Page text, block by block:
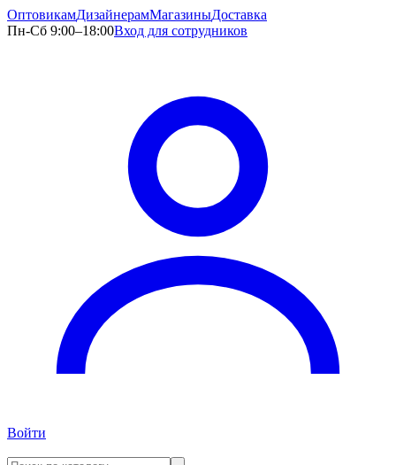
ОптовикамДизайнерамМагазиныДоставка
Пн-Сб 9:00–18:00Вход для сотрудников
Войти